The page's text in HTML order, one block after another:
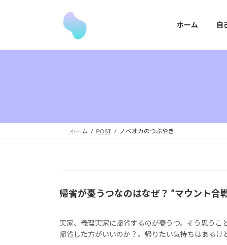
プ
動
ホーム 自
ホーム POST ノベオカのつぶやき
帰省が憂うつなのはなぜ？ ”マウント合
実家、義理実家に帰省するのが憂うつ。そう思うこ
帰省した方がいいのか？。帰りたい気持ちはあるけ